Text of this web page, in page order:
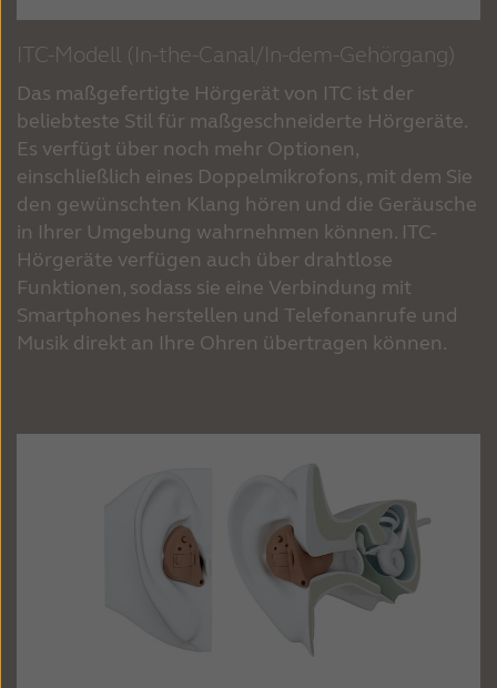
ITC-Modell (In-the-Canal/In-dem-Gehörgang)
Das maßgefertigte Hörgerät von ITC ist der
beliebteste Stil für maßgeschneiderte Hörgeräte.
Es verfügt über noch mehr Optionen,
einschließlich eines Doppelmikrofons, mit dem Sie
den gewünschten Klang hören und die Geräusche
in Ihrer Umgebung wahrnehmen können. ITC-
Hörgeräte verfügen auch über drahtlose
Funktionen, sodass sie eine Verbindung mit
Smartphones herstellen und Telefonanrufe und
Musik direkt an Ihre Ohren übertragen können.